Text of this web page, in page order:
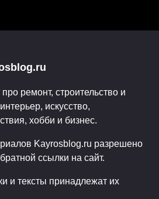
ремонт, строительство и
искусство,
хобби и бизнес.
Kayrosblog.ru разрешено
ссылки на сайт.
и тексты принадлежат их